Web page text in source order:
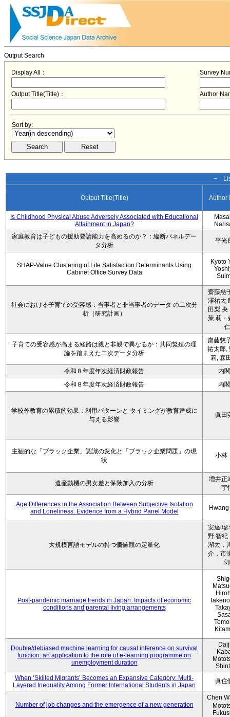
Output Search
Display All： Survey
Output Title(Title)： Author
Sort by:
−
Output Title(Title) Author
Is Childhood Physical Abuse Adversely Associated with Educational
Attainment in Japan?
家庭教育は子どもの援助要請能力を高めるのか？：縦断パネルデー
タ分析
平光
SHAP-Value Clustering of Life Satisfaction Determinants Using
Cabinet Office Survey Data
Kyoto
社会における子育ての受容感：当事者と非当事者のデータ の二次分
析（研究計画）
齋藤慈
澤祐太
田梨 央
茉 莉・
仁
子育ての受容感が高まる経路は親と非親で異なるか：共同繁殖の理
論を踏まえた二次データ分析
齋藤慈
祐太郎,
莉, 森
令和８年度年次経済財政報告
内
令和８年度年次経済財政報告
内
学校外教育の累積的効果：利用パターンと タイミングが教育達成に
与える影響
眞田
主観的な「ブラック企業」認識の変化と「ブラック企業問題」の現
状
小
遺産動機の男女差と保険加入の分析
増井正
宇
Age Differences in the Association Between Subjective Isolation
and Loneliness: Evidence from a Hybrid Panel Model
大規模言語モデルの持つ価値観の定量化
安達 瑠
野 智紀
湖太，
介，市
郎
Post-pandemic marriage trends in Japan: Impacts of economic
conditions and parental living arrangements
Double/debiased machine learning for causal inference on survival
function: an application to the role of e-learning programme on
unemployment duration
When ‘Skilled Migrants’ Becomes an Expansive Category: Multi-
Layered Inequality Among Former International Students in Japan
眞住
Number of job changes and the emergence of a new generation
Chen